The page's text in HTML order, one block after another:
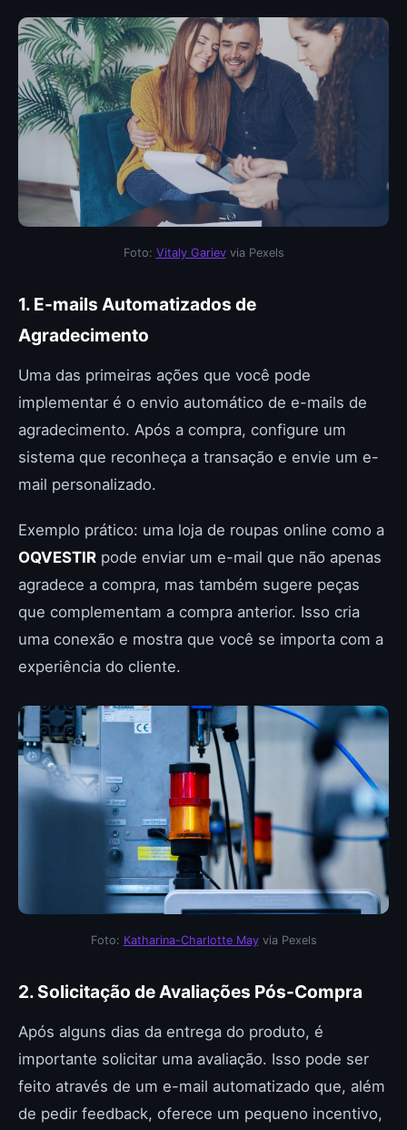
Foto: Vitaly Garievvia Pexels
1. E-mails Automatizados de
Agradecimento
Uma das primeiras ações que você pode
implementar é o envio automático de e-mails de
agradecimento. Após a compra, configure um
sistema que reconheça a transação e envie um e-
mail personalizado.
Exemplo prático: uma loja de roupas online como a
OQVESTIR pode enviar um e-mail que não apenas
agradece a compra, mas também sugere peças
que complementam a compra anterior. Isso cria
uma conexão e mostra que você se importa com a
experiência do cliente.
Foto: Katharina-Charlotte Mayvia Pexels
2. Solicitação de Avaliações Pós-Compra
Após alguns dias da entrega do produto, é
importante solicitar uma avaliação. Isso pode ser
feito através de um e-mail automatizado que, além
de pedir feedback, oferece um pequeno incentivo,